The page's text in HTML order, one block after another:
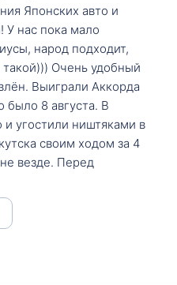
Японских авто и
У нас пока мало
народ подходит,
такой))) Очень удобный
Выиграли Аккорда
8 августа. В
угостили ништяками в
своим ходом за 4
везде. Перед